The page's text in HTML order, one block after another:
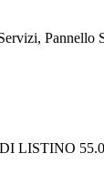
Pannello